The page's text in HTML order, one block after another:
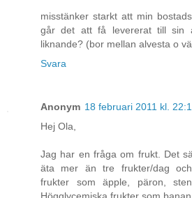
misstänker starkt att min
går det att få levererat till sin
liknande? (bor mellan alvesta o
Svara
Anonym 18 februari 2011 kl.
Hej Ola,
Jag har en fråga om frukt. Det
äta mer än tre frukter/dag
frukter som äpple, päron,